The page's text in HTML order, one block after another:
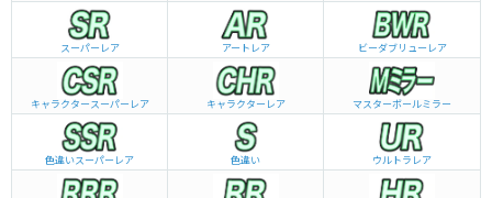
スーパーレア アートレア ビーダブリュー レア
キャラクタースーパーレア キャラクターレア マスターボールミラー
色違いスーパーレア 色違い ウルトラレア